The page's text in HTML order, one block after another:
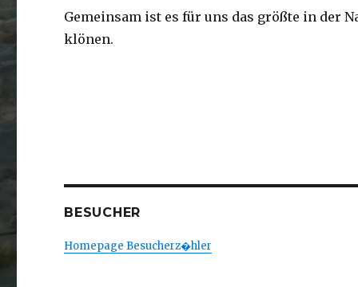
Gemeinsam ist es für uns das größte in der
klönen.
BESUCHER
Homepage Besucherz�hler